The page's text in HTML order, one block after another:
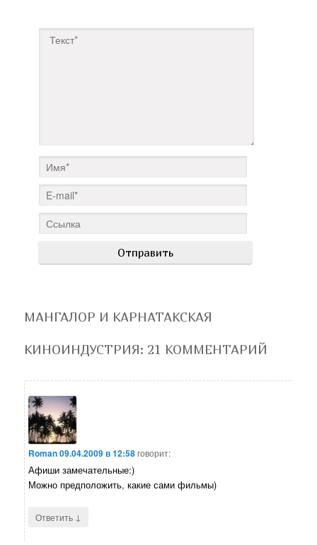
МАНГАЛОР И КАРНАТАКСКАЯ
КИНОИНДУСТРИЯ: 21 КОММЕНТАРИЙ
Roman09.04.2009 в 12:58говорит:
Афиши замечательные:)
Можно предположить, какие сами фильмы)
Ответить ↓